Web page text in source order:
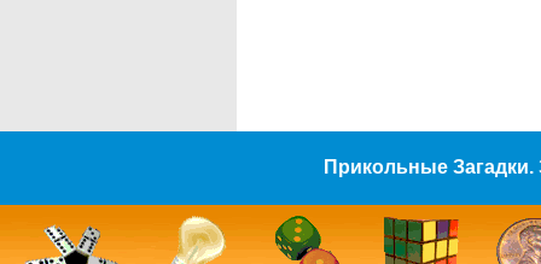
Прикольные